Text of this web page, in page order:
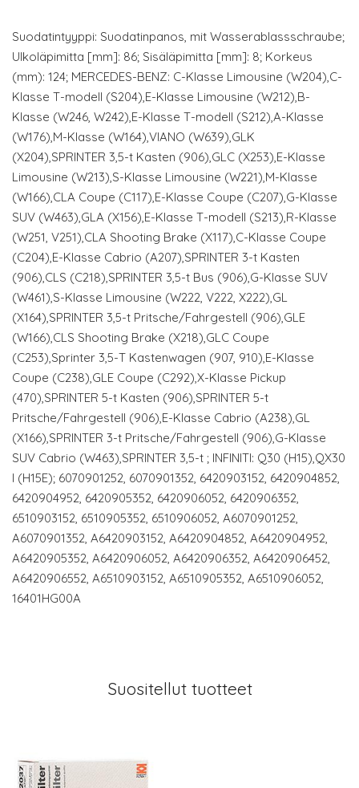
Suodatintyyppi: Suodatinpanos, mit Wasserablassschraube;
Ulkoläpimitta [mm]: 86; Sisäläpimitta [mm]: 8; Korkeus
(mm): 124; MERCEDES-BENZ: C-Klasse Limousine (W204),C-
Klasse T-modell (S204),E-Klasse Limousine (W212),B-
Klasse (W246, W242),E-Klasse T-modell (S212),A-Klasse
(W176),M-Klasse (W164),VIANO (W639),GLK
(X204),SPRINTER 3,5-t Kasten (906),GLC (X253),E-Klasse
Limousine (W213),S-Klasse Limousine (W221),M-Klasse
(W166),CLA Coupe (C117),E-Klasse Coupe (C207),G-Klasse
SUV (W463),GLA (X156),E-Klasse T-modell (S213),R-Klasse
(W251, V251),CLA Shooting Brake (X117),C-Klasse Coupe
(C204),E-Klasse Cabrio (A207),SPRINTER 3-t Kasten
(906),CLS (C218),SPRINTER 3,5-t Bus (906),G-Klasse SUV
(W461),S-Klasse Limousine (W222, V222, X222),GL
(X164),SPRINTER 3,5-t Pritsche/Fahrgestell (906),GLE
(W166),CLS Shooting Brake (X218),GLC Coupe
(C253),Sprinter 3,5-T Kastenwagen (907, 910),E-Klasse
Coupe (C238),GLE Coupe (C292),X-Klasse Pickup
(470),SPRINTER 5-t Kasten (906),SPRINTER 5-t
Pritsche/Fahrgestell (906),E-Klasse Cabrio (A238),GL
(X166),SPRINTER 3-t Pritsche/Fahrgestell (906),G-Klasse
SUV Cabrio (W463),SPRINTER 3,5-t ; INFINITI: Q30 (H15),QX30
I (H15E); 6070901252, 6070901352, 6420903152, 6420904852,
6420904952, 6420905352, 6420906052, 6420906352,
6510903152, 6510905352, 6510906052, A6070901252,
A6070901352, A6420903152, A6420904852, A6420904952,
A6420905352, A6420906052, A6420906352, A6420906452,
A6420906552, A6510903152, A6510905352, A6510906052,
16401HG00A
Suositellut tuotteet